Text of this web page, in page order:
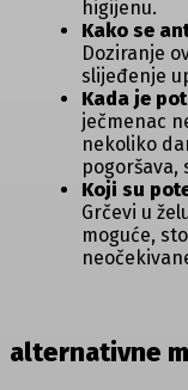
higijenu.
Kako ⁤se
Doziranje
slijeđenje
Kada‍ je
ječmenac
nekoliko
pogoršava,
Koji su
Grčevi u
moguće,‍
alternativne